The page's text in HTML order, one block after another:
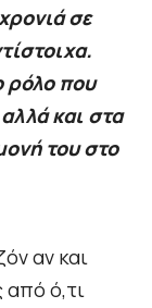
σε
ρόλο που
και στα
του στο
αν και
από ό,τι